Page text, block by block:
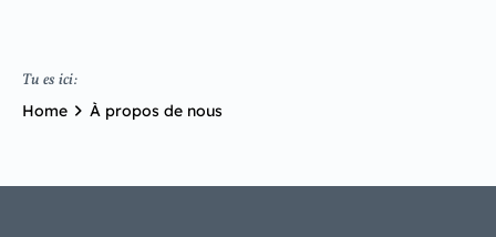
Tu es ici:
Home À propos de nous